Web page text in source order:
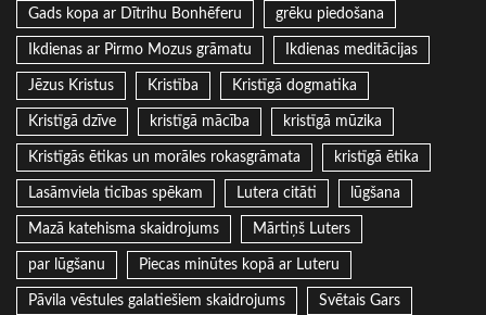
Gads kopa ar Dītrihu Bonhēferu grēku piedošana
Ikdienas ar Pirmo Mozus grāmatu Ikdienas meditācijas
Jēzus Kristus Kristība Kristīgā dogmatika
Kristīgā dzīve kristīgā mācība kristīgā mūzika
Kristīgās ētikas un morāles rokasgrāmata kristīgā ētika
Lasāmviela ticības spēkam Lutera citāti lūgšana
Mazā katehisma skaidrojums Mārtiņš Luters
par lūgšanu Piecas minūtes kopā ar Luteru
Pāvila vēstules galatiešiem skaidrojums Svētais Gars